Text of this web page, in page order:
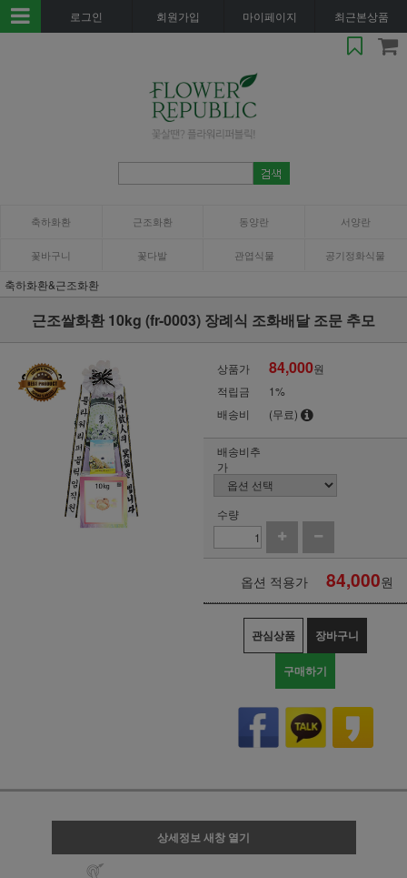
로그인 회원가입 마이페이지 최근본상품
축하화환 근조화환 동양란 서양란
꽃바구니 꽃다발 관엽식물 공기정화식물
축하화환&근조화환
근조쌀화환 10kg (fr-0003) 장례식 조화배달 조문 추모
상품가 84,000원
적립금
1%
배송비
(무료)
배송비추
가
수량
옵션 적용가 84,000원
관심상품 장바구니
구매하기
상세정보 새창 열기